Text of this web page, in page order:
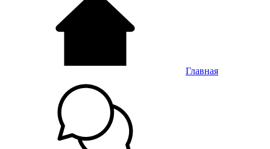
Главная